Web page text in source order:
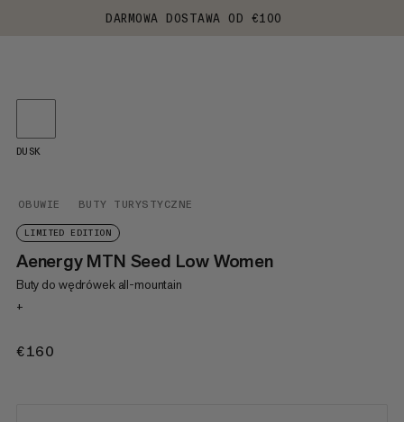
DARMOWA DOSTAWA OD €100
OBUWIE BUTY TURYSTYCZNE
LIMITED EDITION
Aenergy MTN Seed Low Women
Buty do wędrówek all-mountain
+
€160
DUSK